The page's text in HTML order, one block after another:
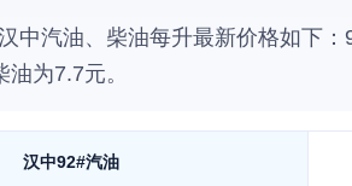
中汽油、柴油每升最新价格如下：
油为7.7元。
汉中92#汽油